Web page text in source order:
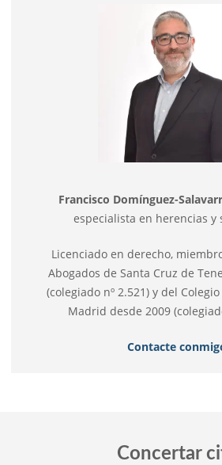
Francisco Domínguez-
especialista en herencias y
Licenciado en derecho,
Abogados de Santa Cruz de
(colegiado nº 2.521) y del
Madrid desde 2009
Contacte
Concertar